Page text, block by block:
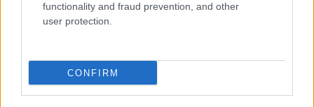
functionality and fraud prevention, and other
user protection.
CONFIRM
Salmo finisce in ospedale a Catania, ma il tour